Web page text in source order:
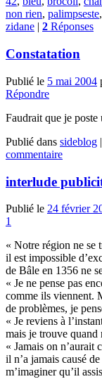
non rien, palimpseste,
zidane | 2 Réponses
Constatation
Publié le 5 mai 2004
Répondre
Faudrait que je
Publié dans sideblog |
commentaire
interlude
Publié le 24 février
1
« Notre région ne se
il est impossible
de Bâle en 1356 ne
« Je ne pense pas
comme ils viennent.
de problèmes, je
« Je reviens à
mais je trouve quand
« Jamais on
il n’a jamais causé
m’imaginer qu’il